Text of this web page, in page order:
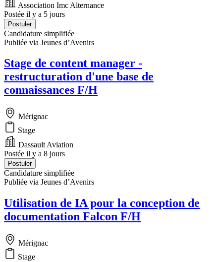
Association Imc Alternance
Postée il y a 5 jours
Postuler
Candidature simplifiée
Publiée via Jeunes d’Avenirs
Stage de content manager -
restructuration d'une base de
connaissances F/H
Mérignac
Stage
Dassault Aviation
Postée il y a 8 jours
Postuler
Candidature simplifiée
Publiée via Jeunes d’Avenirs
Utilisation de IA pour la conception de
documentation Falcon F/H
Mérignac
Stage